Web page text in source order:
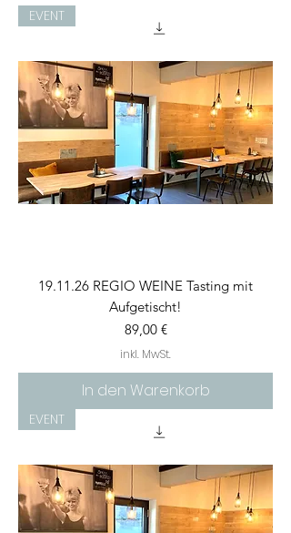
EVENT
19.11.26 REGIO WEINE Tasting mit
Aufgetischt!
Preis
89,00 €
inkl. MwSt.
In den Warenkorb
EVENT